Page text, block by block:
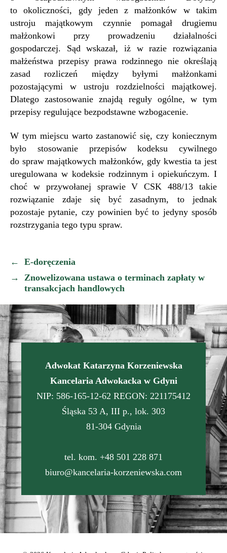
to okoliczności, gdy jeden z małżonków w takim
ustroju majątkowym czynnie pomagał drugiemu
małżonkowi przy prowadzeniu działalności
gospodarczej. Sąd wskazał, iż w razie rozwiązania
małżeństwa przepisy prawa rodzinnego nie określają
zasad rozliczeń między byłymi małżonkami
pozostającymi w ustroju rozdzielności majątkowej.
Dlatego zastosowanie znajdą reguły ogólne, w tym
przepisy regulujące bezpodstawne wzbogacenie.
W tym miejscu warto zastanowić się, czy koniecznym
było stosowanie przepisów kodeksu cywilnego
do spraw majątkowych małżonków, gdy kwestia ta jest
uregulowana w kodeksie rodzinnym i opiekuńczym. I
choć w przywołanej sprawie V CSK 488/13 takie
rozwiązanie zdaje się być zasadnym, to jednak
pozostaje pytanie, czy powinien być to jedyny sposób
rozstrzygania tego typu spraw.
←
E-doręczenia
→
Znowelizowana ustawa o terminach zapłaty w
transakcjach handlowych
Adwokat Katarzyna Korzeniewska
Kancelaria Adwokacka w Gdyni
NIP: 586-165-12-62 REGON: 221175412
Śląska 53 A, III p., lok. 303
81-304 Gdynia
tel. kom. +48 501 228 871
biuro@kancelaria-korzeniewska.com